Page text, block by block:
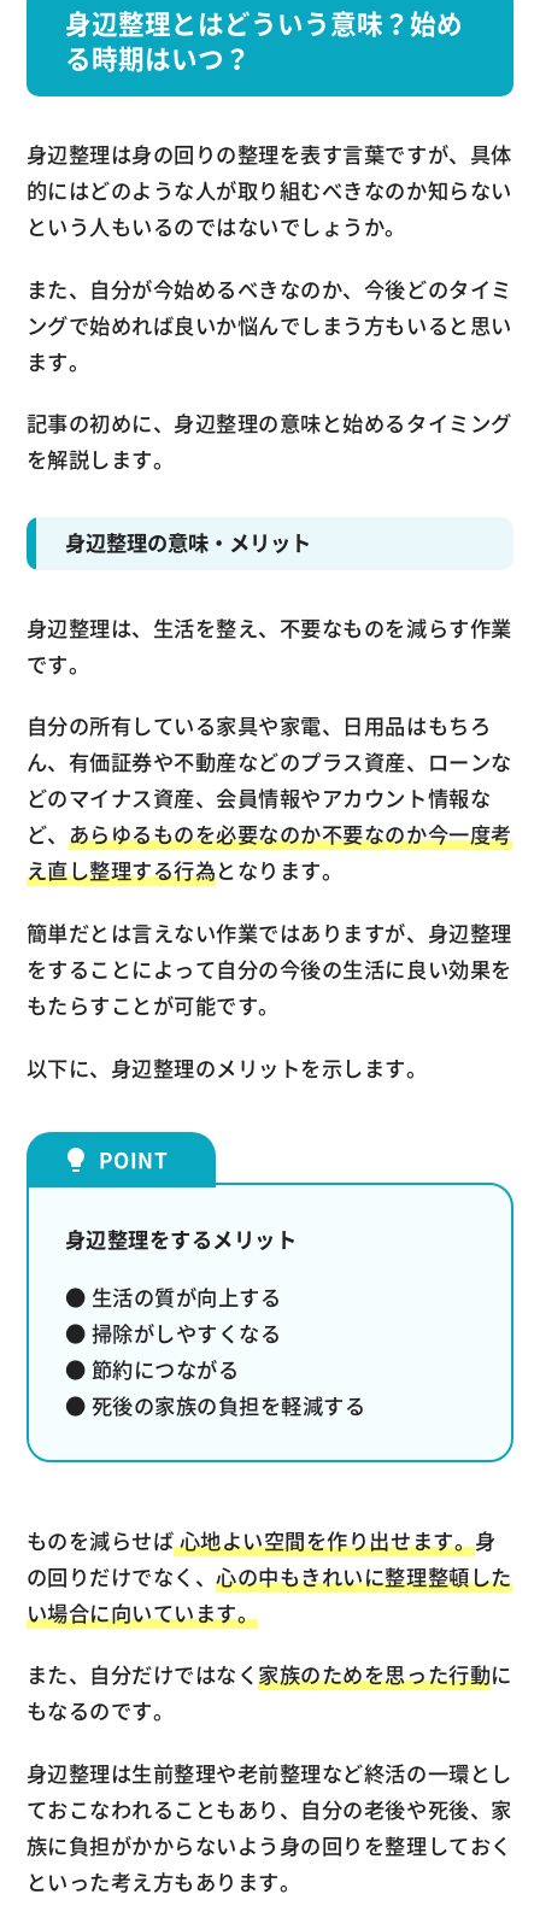
身辺整理とはどういう意味？始め
る時期はいつ？
身辺整理は身の回りの整理を表す言葉ですが、具体
的にはどのような人が取り組むべきなのか知らない
という人もいるのではないでしょうか。
また、自分が今始めるべきなのか、今後どのタイミ
ングで始めれば良いか悩んでしまう方もいると思い
ます。
記事の初めに、身辺整理の意味と始めるタイミング
を解説します。
身辺整理の意味・メリット
身辺整理は、生活を整え、不要なものを減らす作業
です。
自分の所有している家具や家電、日用品はもちろ
ん、有価証券や不動産などのプラス資産、ローンな
どのマイナス資産、会員情報やアカウント情報な
ど、 あらゆるものを必要なのか不要なのか今一度考
え直し整理する行為となります。
簡単だとは言えない作業ではありますが、身辺整理
をすることによって自分の今後の生活に良い効果を
もたらすことが可能です。
以下に、身辺整理のメリットを示します。
身辺整理をするメリット
● 生活の質が向上する
● 掃除がしやすくなる
● 節約につながる
● 死後の家族の負担を軽減する
ものを減らせば心地よい空間を作り出せます。身
の回りだけでなく、心の中もきれいに整理整頓した
い場合に向いています。
また、自分だけではなく家族のためを思った行動に
もなるのです。
身辺整理は生前整理や老前整理など終活の一環とし
ておこなわれることもあり、自分の老後や死後、家
族に負担がかからないよう身の回りを整理しておく
といった考え方もあります。